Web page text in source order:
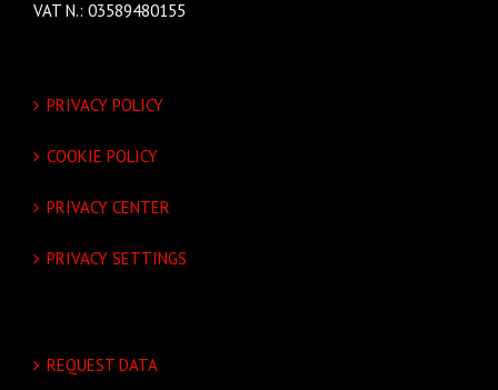
VAT N.: 03589480155
PRIVACY POLICY
COOKIE POLICY
PRIVACY CENTER
PRIVACY SETTINGS
REQUEST DATA